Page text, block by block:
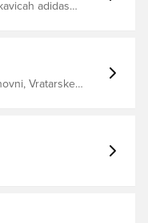
adidas
zapestnega
in udobno
Vratarske